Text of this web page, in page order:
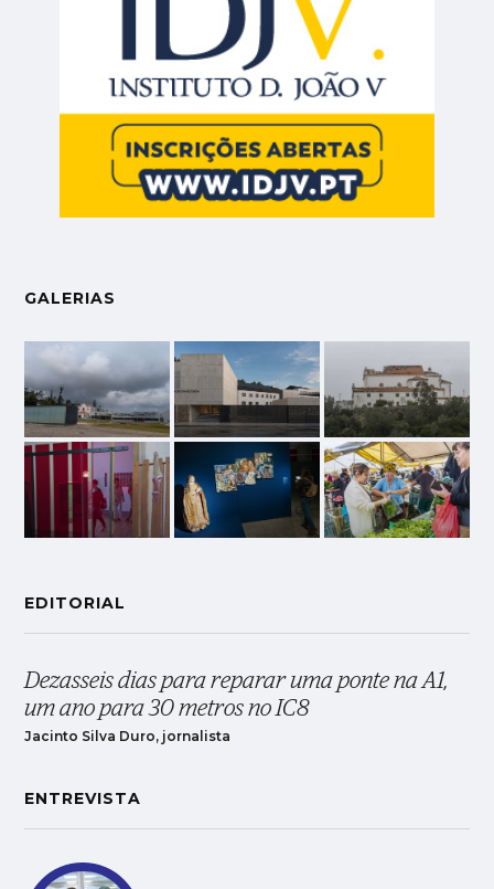
GALERIAS
EDITORIAL
Dezasseis dias para reparar uma ponte na A1,
um ano para 30 metros no IC8
Jacinto Silva Duro, jornalista
ENTREVISTA